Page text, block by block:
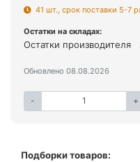
41 шт., срок поставки 5-7
Остатки на складах:
Остатки производителя
Обновлено 08.08.2026
- +
Подборки товаров: